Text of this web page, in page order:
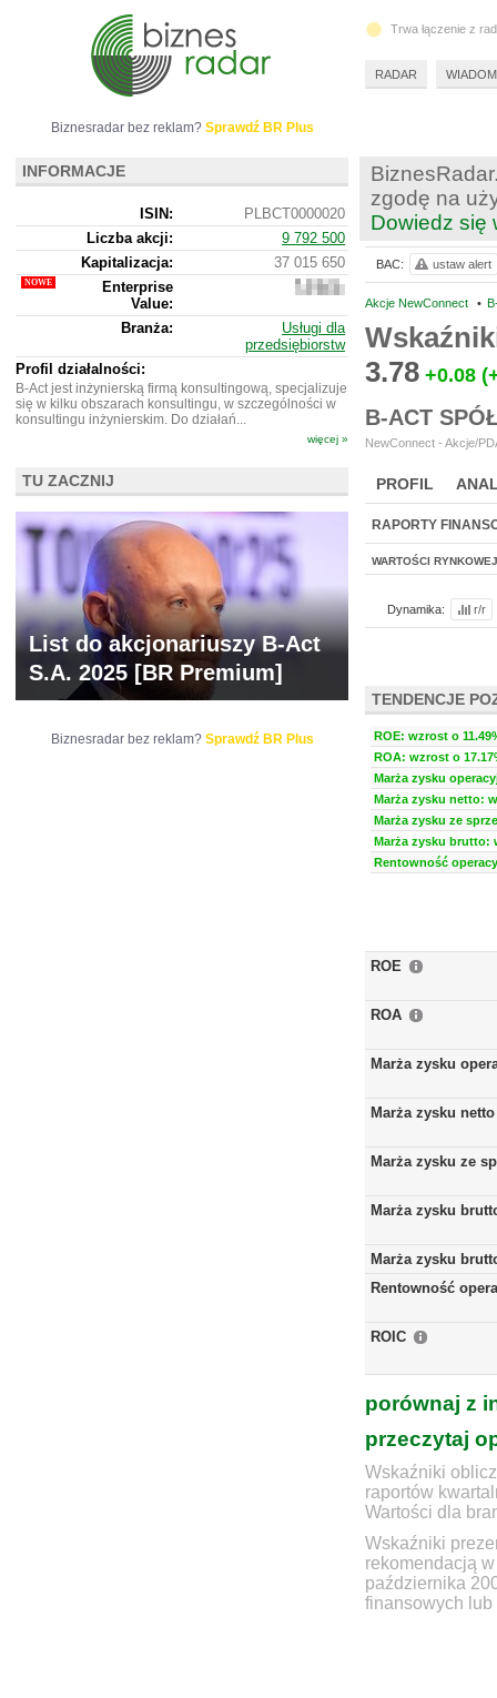
zgodę na
Dowiedz się
Akcje NewConnect •
3.78 +0.08
B-ACT
NewConnect - Akcje/
PROFIL
BR LAB
RAPORTY
WARTOŚCI RYNKOWEJ
Dynamika: r/r
TENDENCJE
ROE: wzrost o
ROA: wzrost o
Marża zysku
Marża zysku netto:
Marża zysku ze
Marża zysku brutto:
Rentowność
ROE
ROA
Marża zysku
Marża zysku netto
Marża zysku ze
Marża zysku
Marża zysku
Rentowność
ROIC
porównaj z
przeczytaj
Wskaźniki
raportów
Wartości dla
Wskaźniki
rekomendacją
października
finansowych lub
BAC: ustaw alert
Biznesradar bez reklam? Sprawdź BR Plus
INFORMACJE
ISIN:
PLBCT0000020
Liczba akcji:
9 792 500
Kapitalizacja:
37 015 650
Enterprise
Value:
36
Branża:
Usługi dla
przedsiębiorstw
Profil działalności:
B-Act jest inżynierską firmą konsultingową, specjalizuje
się w kilku obszarach konsultingu, w szczególności w
konsultingu inżynierskim. Do działań...
więcej »
TU ZACZNIJ
List do akcjonariuszy B-Act
S.A. 2025 [BR Premium]
Biznesradar bez reklam? Sprawdź BR Plus
Trwa łączenie z
RADAR